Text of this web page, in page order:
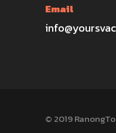
Email
© 2019